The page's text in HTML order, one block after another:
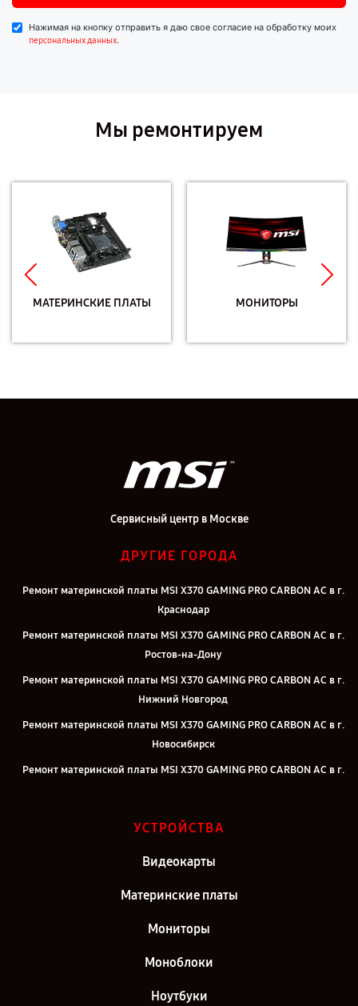
Нажимая на кнопку отправить я даю свое согласие на обработку моих
персональных данных.
Мы ремонтируем
МАТЕРИНСКИЕ ПЛАТЫ МОНИТОРЫ
Сервисный центр в Москве
ДРУГИЕ ГОРОДА
Ремонт материнской платы MSI X370 GAMING PRO CARBON AC в г.
Краснодар
Ремонт материнской платы MSI X370 GAMING PRO CARBON AC в г.
Ростов-на-Дону
Ремонт материнской платы MSI X370 GAMING PRO CARBON AC в г.
Нижний Новгород
Ремонт материнской платы MSI X370 GAMING PRO CARBON AC в г.
Новосибирск
Ремонт материнской платы MSI X370 GAMING PRO CARBON AC в г.
Екатеринбург
Ремонт материнской платы MSI X370 GAMING PRO CARBON AC в г.
Ремонт материнской платы MSI X370 GAMING PRO CARBON AC в г.
Санкт-Петербург
УСТРОЙСТВА
Видеокарты
Материнские платы
Мониторы
Моноблоки
Ноутбуки